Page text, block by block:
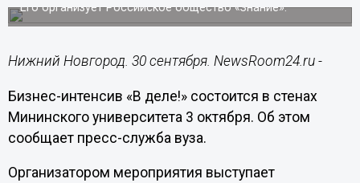
Его организует Российское общество «Знание».
Нижний Новгород. 30 сентября. NewsRoom24.ru -
Бизнес-интенсив «В деле!» состоится в стенах
Мининского университета 3 октября. Об этом
сообщает пресс-служба вуза.
Организатором мероприятия выступает